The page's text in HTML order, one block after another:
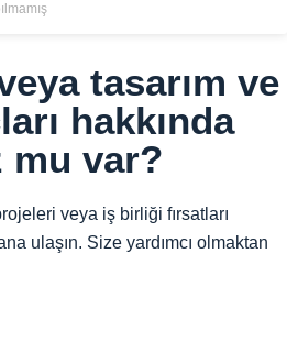
tasarım ve
hakkında
mu var?
veya iş birliği fırsatları
ulaşın. Size yardımcı olmaktan